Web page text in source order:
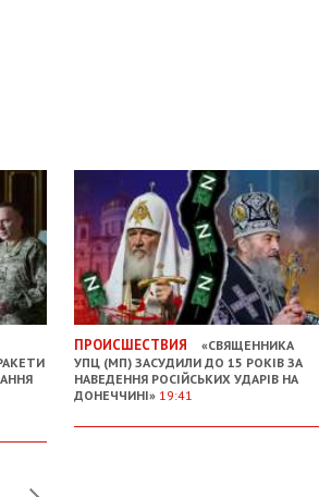
ПРОИСШЕСТВИЯ
«СВЯЩЕННИКА
УПЦ (МП) ЗАСУДИЛИ ДО 15 РОКІВ ЗА
НАВЕДЕННЯ РОСІЙСЬКИХ УДАРІВ НА
ДОНЕЧЧИНІ» 19:41